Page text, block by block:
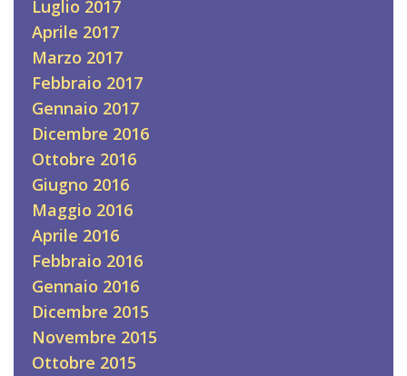
Luglio 2017
Aprile 2017
Marzo 2017
Febbraio 2017
Gennaio 2017
Dicembre 2016
Ottobre 2016
Giugno 2016
Maggio 2016
Aprile 2016
Febbraio 2016
Gennaio 2016
Dicembre 2015
Novembre 2015
Ottobre 2015